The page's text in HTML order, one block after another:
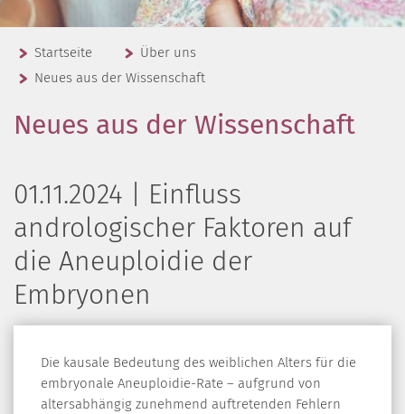
Startseite
Über uns
Neues aus der Wissenschaft
Neues aus der Wissenschaft
01.11.2024 | Einfluss
andrologischer Faktoren auf
die Aneuploidie der
Embryonen
Die kausale Bedeutung des weiblichen Alters für die
embryonale Aneuploidie-Rate – aufgrund von
altersabhängig zunehmend auftretenden Fehlern